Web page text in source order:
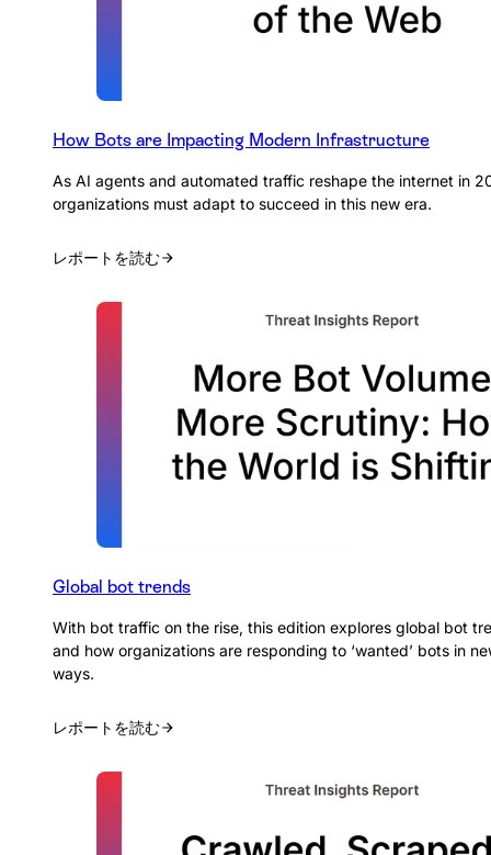
How Bots are Impacting Modern Infrastructure
As AI agents and automated traffic reshape the internet in
organizations must adapt to succeed in this new era.
レポートを読む
Global bot trends
With bot traffic on the rise, this edition explores global bot
and how organizations are responding to ‘wanted’ bots in
ways.
レポートを読む